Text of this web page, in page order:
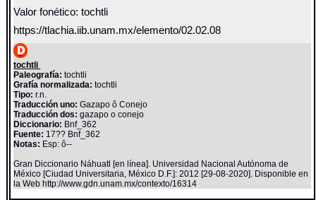
Valor fonético: tochtli
https://tlachia.iib.unam.mx/elemento/02.02.08
tochtli
Paleografía: tochtli
Grafía normalizada: tochtli
Tipo: r.n.
Traducción uno: Gazapo ô Conejo
Traducción dos: gazapo o conejo
Diccionario: Bnf_362
Fuente: 17?? Bnf_362
Notas: Esp: ô--
Gran Diccionario Náhuatl [en línea]. Universidad Nacional Autónoma de
México [Ciudad Universitaria, México D.F.]: 2012 [29-08-2020]. Disponible en
la Web http://www.gdn.unam.mx/contexto/16314